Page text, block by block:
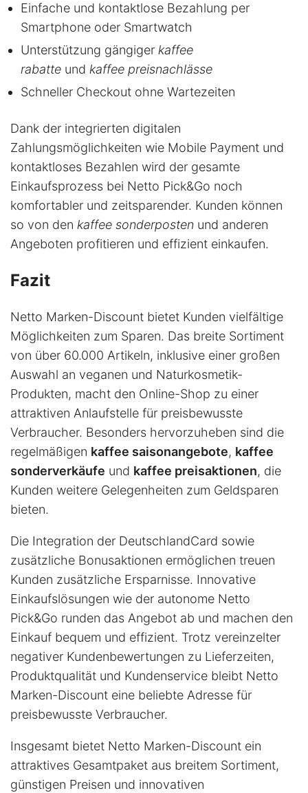
Einfache und kontaktlose Bezahlung per
Smartphone oder Smartwatch
Unterstützung gängiger kaffee
rabatte und kaffee preisnachlässe
Schneller Checkout ohne Wartezeiten
Dank der integrierten digitalen
Zahlungsmöglichkeiten wie Mobile Payment und
kontaktloses Bezahlen wird der gesamte
Einkaufsprozess bei Netto Pick&Go noch
komfortabler und zeitsparender. Kunden können
so von den kaffee sonderposten und anderen
Angeboten profitieren und effizient einkaufen.
Fazit
Netto Marken-Discount bietet Kunden vielfältige
Möglichkeiten zum Sparen. Das breite Sortiment
von über 60.000 Artikeln, inklusive einer großen
Auswahl an veganen und Naturkosmetik-
Produkten, macht den Online-Shop zu einer
attraktiven Anlaufstelle für preisbewusste
Verbraucher. Besonders hervorzuheben sind die
regelmäßigen kaffee saisonangebote, kaffee
sonderverkäufe und kaffee preisaktionen, die
Kunden weitere Gelegenheiten zum Geldsparen
bieten.
Die Integration der DeutschlandCard sowie
zusätzliche Bonusaktionen ermöglichen treuen
Kunden zusätzliche Ersparnisse. Innovative
Einkaufslösungen wie der autonome Netto
Pick&Go runden das Angebot ab und machen den
Einkauf bequem und effizient. Trotz vereinzelter
negativer Kundenbewertungen zu Lieferzeiten,
Produktqualität und Kundenservice bleibt Netto
Marken-Discount eine beliebte Adresse für
preisbewusste Verbraucher.
Insgesamt bietet Netto Marken-Discount ein
attraktives Gesamtpaket aus breitem Sortiment,
günstigen Preisen und innovativen